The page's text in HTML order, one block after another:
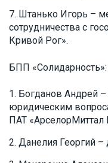
Штанько Игорь –
сотрудничества с
Кривой Рог».
БПП «Солидарность»:
Богданов Андрей
юридическим
ПАТ «АрселорМиттал
Данелия Георгий –